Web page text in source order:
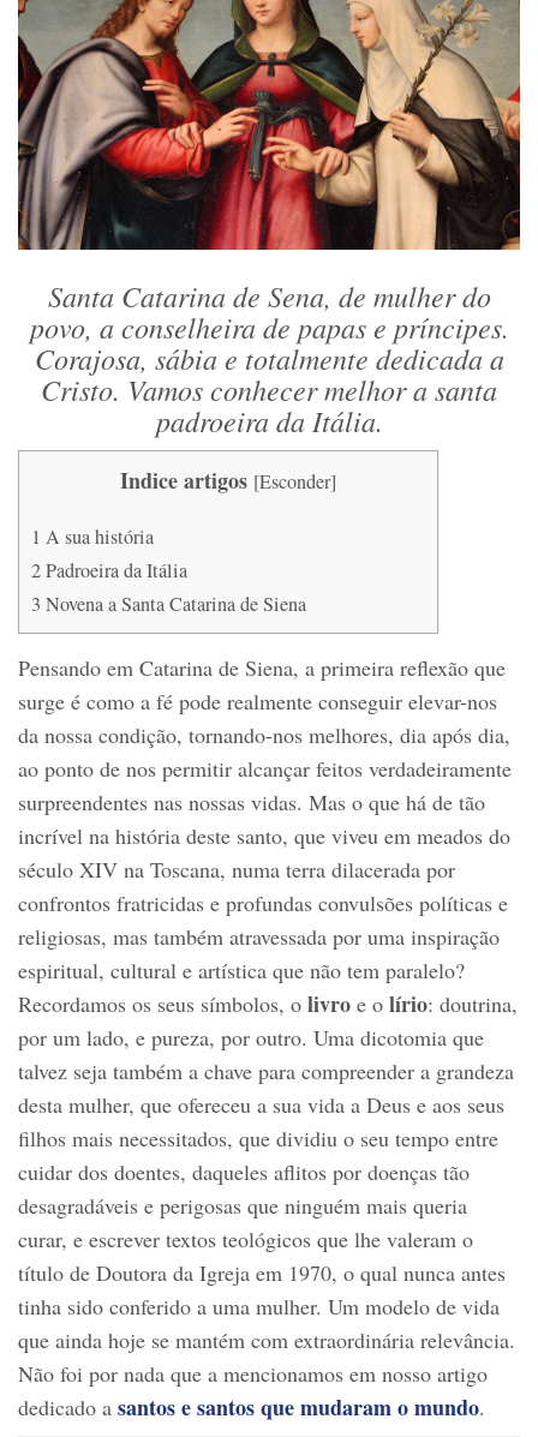
Santa Catarina de Sena, de mulher do
povo, a conselheira de papas e príncipes.
Corajosa, sábia e totalmente dedicada a
Cristo. Vamos conhecer melhor a santa
padroeira da Itália.
Indice artigos [Esconder]
1 A sua história
2Padroeira da Itália
3 Novena a Santa Catarina de Siena
Pensando em Catarina de Siena, a primeira reflexão que
surge é como a fé pode realmente conseguir elevar-nos
da nossa condição, tornando-nos melhores, dia após dia,
ao ponto de nos permitir alcançar feitos verdadeiramente
surpreendentes nas nossas vidas. Mas o que há de tão
incrível na história deste santo, que viveu em meados do
século XIV na Toscana, numa terra dilacerada por
confrontos fratricidas e profundas convulsões políticas e
religiosas, mas também atravessada por uma inspiração
espiritual, cultural e artística que não tem paralelo?
Recordamos os seus símbolos, o livro e o lírio: doutrina,
por um lado, e pureza, por outro. Uma dicotomia que
talvez seja também a chave para compreender a grandeza
desta mulher, que ofereceu a sua vida a Deus e aos seus
filhos mais necessitados, que dividiu o seu tempo entre
cuidar dos doentes, daqueles aflitos por doenças tão
desagradáveis e perigosas que ninguém mais queria
curar, e escrever textos teológicos que lhe valeram o
título de Doutora da Igreja em 1970, o qual nunca antes
tinha sido conferido a uma mulher. Um modelo de vida
que ainda hoje se mantém com extraordinária relevância.
Não foi por nada que a mencionamos em nosso artigo
dedicado a santos e santos que mudaram o mundo.